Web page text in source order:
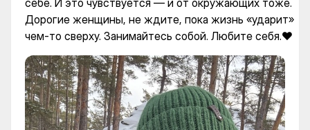
себе. И это чувствуется — и от окружающих тоже.
Дорогие женщины, не ждите, пока жизнь «ударит»
чем-то сверху. Занимайтесь собой. Любите себя.❤️